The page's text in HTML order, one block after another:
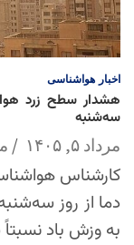
اخبار هواشناسی
هشدار سطح زرد
سه‌شنبه
مرداد ۵, ۱۴۰۵
کارشناس
دما از روز
به وزش باد